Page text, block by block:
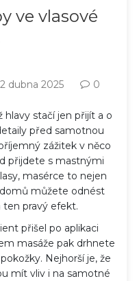
ve vlasové
dubna 2025 0
hlavy stačí jen přijít a o
před samotnou
zážitek v něco
přijdete s mastnými
masérce to nejen
můžete odnést
ten pravý efekt.
přišel po aplikaci
masáže pak drhnete
Nejhorší je, že
mít vliv i na samotné